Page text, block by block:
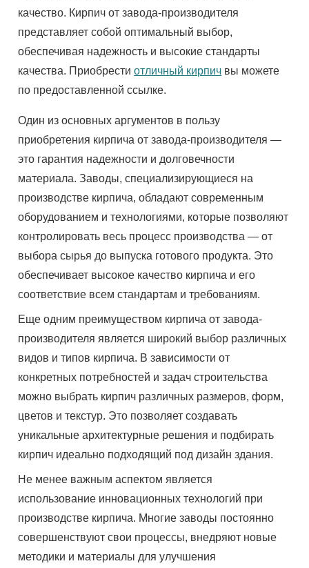
качество. Кирпич от завода-производителя
представляет собой оптимальный выбор,
обеспечивая надежность и высокие стандарты
качества. Приобрестиотличный кирпич вы можете
по предоставленной ссылке.
Один из основных аргументов в пользу
приобретения кирпича от завода-производителя —
это гарантия надежности и долговечности
материала. Заводы, специализирующиеся на
производстве кирпича, обладают современным
оборудованием и технологиями, которые позволяют
контролировать весь процесс производства — от
выбора сырья до выпуска готового продукта. Это
обеспечивает высокое качество кирпича и его
соответствие всем стандартам и требованиям.
Еще одним преимуществом кирпича от завода-
производителя является широкий выбор различных
видов и типов кирпича. В зависимости от
конкретных потребностей и задач строительства
можно выбрать кирпич различных размеров, форм,
цветов и текстур. Это позволяет создавать
уникальные архитектурные решения и подбирать
кирпич идеально подходящий под дизайн здания.
Не менее важным аспектом является
использование инновационных технологий при
производстве кирпича. Многие заводы постоянно
совершенствуют свои процессы, внедряют новые
методики и материалы для улучшения